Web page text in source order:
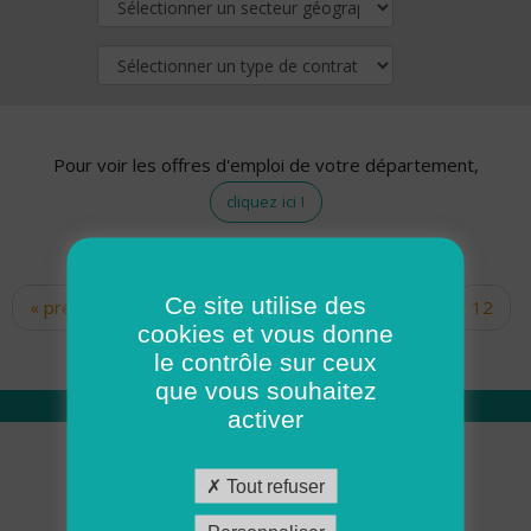
Pour voir les offres d'emploi de votre département,
cliquez ici !
Pages
« premier ‹ précédent … 10
12
14 15 16 17
Qui sommes nous
Académie ADMR
Ce site utilise des
cookies et vous donne
le contrôle sur ceux
que vous souhaitez
activer
Tout refuser